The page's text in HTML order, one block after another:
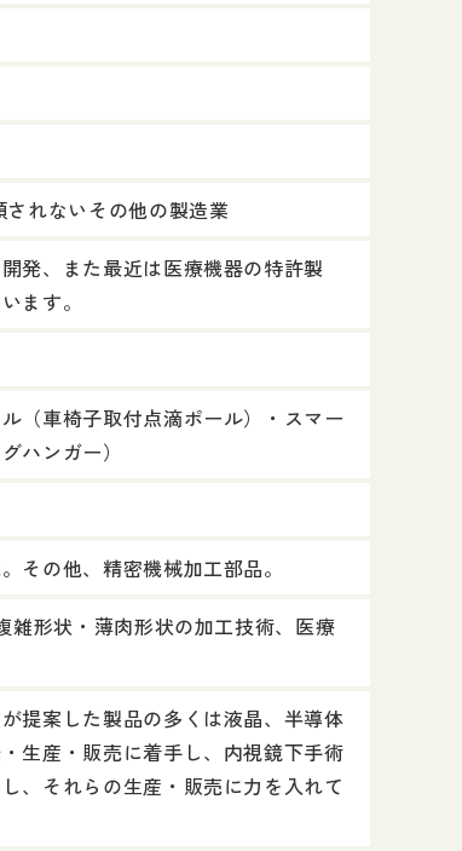
れないその他の製造業
発、また最近は医療機器の特許製
ます。
（車椅子取付点滴ポール）・スマー
ハンガー）
その他、精密機械加工部品。
形状・薄肉形状の加工技術、医療
提案した製品の多くは液晶、半導体
生産・販売に着手し、内視鏡下手術
、それらの生産・販売に力を入れて